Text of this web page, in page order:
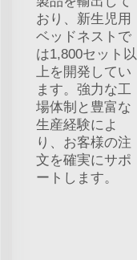
おり、新生児用
ベッドネストで
は1,800セット以
上を開発してい
ます。強力な工
場体制と豊富な
生産経験によ
り、お客様の注
文を確実にサポ
ートします。